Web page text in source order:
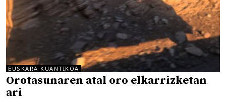
EUSKARA KUANTIKOA
Orotasunaren atal oro elkarrizketan
ari